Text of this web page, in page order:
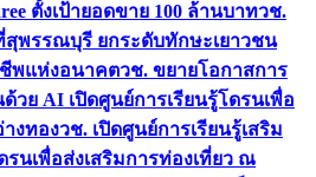
ตั้งเป้ายอดขาย 100 ล้านบาทวช.
สุพรรณบุรี ยกระดับทักษะเยาวชน
พแห่งอนาคตวช. ขยายโอกาสการ
วย AI เปิดศูนย์การเรียนรู้โดรนเพื่อ
างทองวช. เปิดศูนย์การเรียนรู้เสริม
นเพื่อส่งเสริมการท่องเที่ยว ณ